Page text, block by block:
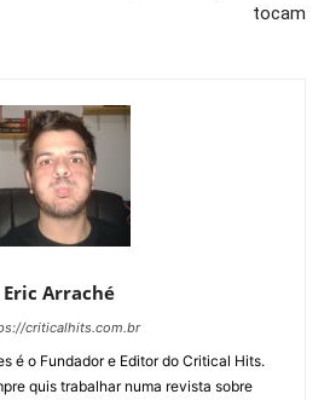
tocam
Eric Arraché
criticalhits.com.br
é o Fundador e Editor do Critical Hits.
quis trabalhar numa revista sobre